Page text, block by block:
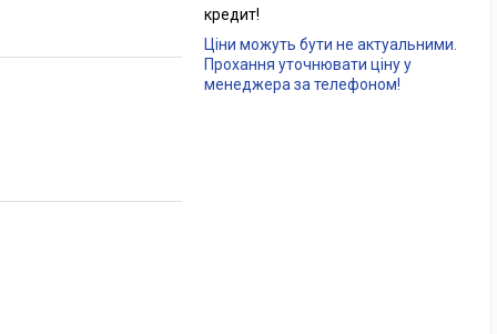
кредит!
Ціни можуть бути не актуальними.
Прохання уточнювати ціну у
менеджера за телефоном!